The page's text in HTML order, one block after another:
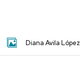
Diana Avila López